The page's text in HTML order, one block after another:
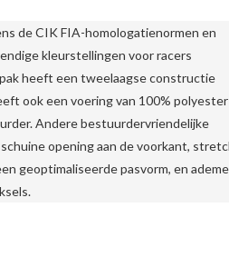
de CIK FIA-homologatienormen en
kleurstellingen voor racers
heeft een tweelaagse constructie
ook een voering van 100% polyester
Andere bestuurdervriendelijke
opening aan de voorkant,
geoptimaliseerde pasvorm, en